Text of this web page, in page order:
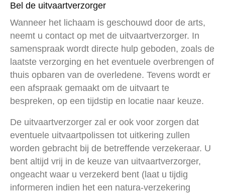
Bel de uitvaartverzorger
Wanneer het lichaam is geschouwd door de arts,
neemt u contact op met de uitvaartverzorger. In
samenspraak wordt directe hulp geboden, zoals de
laatste verzorging en het eventuele overbrengen of
thuis opbaren van de overledene. Tevens wordt er
een afspraak gemaakt om de uitvaart te
bespreken, op een tijdstip en locatie naar keuze.
De uitvaartverzorger zal er ook voor zorgen dat
eventuele uitvaartpolissen tot uitkering zullen
worden gebracht bij de betreffende verzekeraar. U
bent altijd vrij in de keuze van uitvaartverzorger,
ongeacht waar u verzekerd bent (laat u tijdig
informeren indien het een natura-verzekering